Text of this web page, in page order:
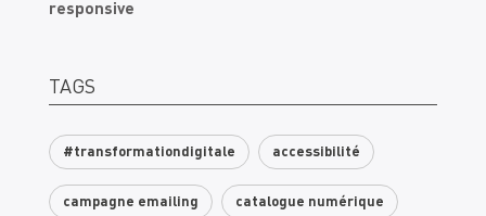
responsive
TAGS
#transformationdigitale accessibilité
campagne emailing catalogue numérique